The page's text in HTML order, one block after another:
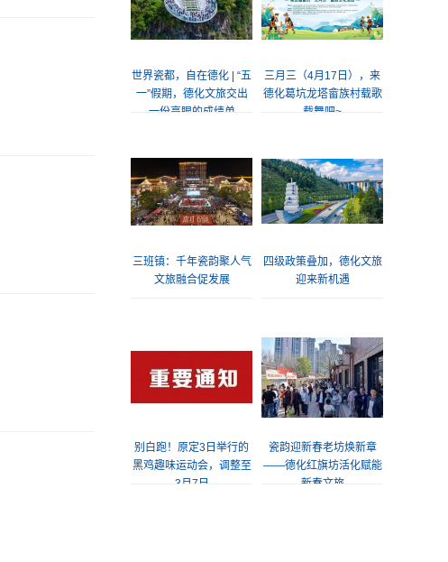
世界瓷都，自在德化 | “五
一”假期，德化文旅交出
一份亮眼的成绩单
三月三（4月17日），来
德化葛坑龙塔畲族村载歌
载舞吧~
三班镇：千年瓷韵聚人气
文旅融合促发展
四级政策叠加，德化文旅
迎来新机遇
别白跑！原定3日举行的
黑鸡趣味运动会，调整至
3月7日
瓷韵迎新春老坊焕新章
——德化红旗坊活化赋能
新春文旅